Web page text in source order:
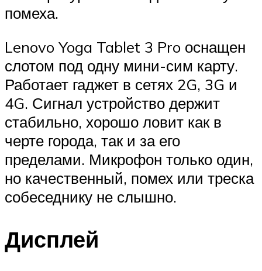
помеха.
Lenovo Yoga Tablet 3 Pro оснащен
слотом под одну мини-сим карту.
Работает гаджет в сетях 2G, 3G и
4G. Сигнал устройство держит
стабильно, хорошо ловит как в
черте города, так и за его
пределами. Микрофон только один,
но качественный, помех или треска
собеседнику не слышно.
Дисплей